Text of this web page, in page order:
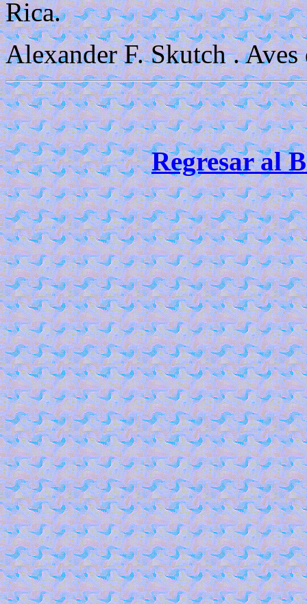
Rica.
Alexander F. Skutch . Aves
Regresar al